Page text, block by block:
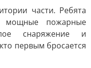
части. Ребята
мощные пожарные
снаряжение и
первым бросается